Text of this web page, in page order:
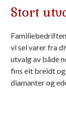
Stort
vi sel varer fra
utvalg av både
fins eit breidt
diamanter og